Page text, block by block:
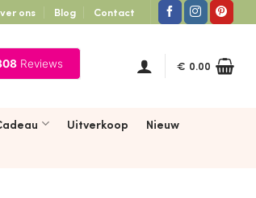
ons Blog Contact
€ 0.00
Uitverkoop
Nieuw